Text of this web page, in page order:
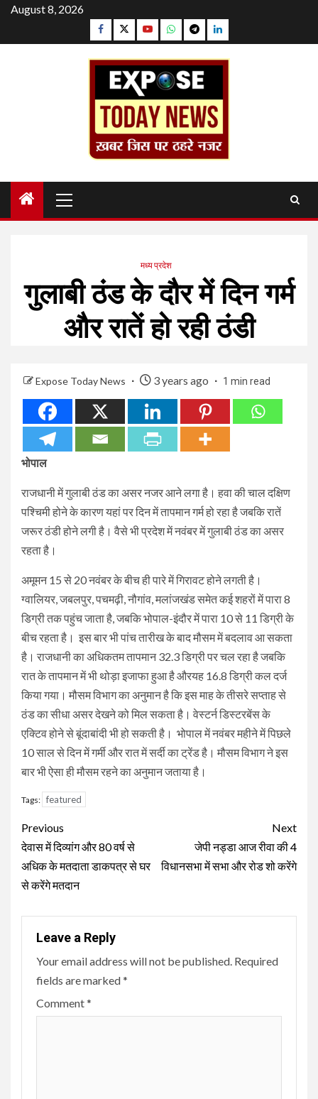
Skip
content
August 8, 2026
Facebook
TwitterYouTubeWhatsapp
TelegramLinkedin
Menu
मध्य प्रदेश
गुलाबी ठंड के दौर में दिन गर्म
और रातें हो रही ठंडी
Expose Today News 3 years ago 1 min read
भोपाल
राजधानी में गुलाबी ठंड का असर नजर आने लगा है। हवा की चाल दक्षिण
पश्चिमी होने के कारण यहां पर दिन में तापमान गर्म हो रहा है जबकि रातें
जरूर ठंडी होने लगी है। वैसे भी प्रदेश में नवंबर में गुलाबी ठंड का असर
रहता है।
अमूमन 15 से 20 नवंबर के बीच ही पारे में गिरावट होने लगती है।
ग्वालियर, जबलपुर, पचमढ़ी, नौगांव, मलांजखंड समेत कई शहरों में पारा 8
डिग्री तक पहुंच जाता है, जबकि भोपाल-इंदौर में पारा 10 से 11 डिग्री के
बीच रहता है। इस बार भी पांच तारीख के बाद मौसम में बदलाव आ सकता
है। राजधानी का अधिकतम तापमान 32.3 डिग्री पर चल रहा है जबकि
रात के तापमान में भी थोड़ा इजाफा हुआ है औरयह 16.8 डिग्री कल दर्ज
किया गया। मौसम विभाग का अनुमान है कि इस माह के तीसरे सप्ताह से
ठंड का सीधा असर देखने को मिल सकता है। वेस्टर्न डिस्टरबेंस के
एक्टिव होने से बूंदाबांदी भी हो सकती है। भोपाल में नवंबर महीने में पिछले
10 साल से दिन में गर्मी और रात में सर्दी का ट्रेंड है। मौसम विभाग ने इस
बार भी ऐसा ही मौसम रहने का अनुमान जताया है।
Tags: featured
Continue
Reading
Previous
देवास में दिव्यांग और 80 वर्ष से
अधिक के मतदाता डाकपत्र से घर
से करेंगे मतदान
Next
जेपी नड्डा आज रीवा की 4
विधानसभा में सभा और रोड शो करेंगे
Leave a Reply
Your email address will not be published. Required
fields are marked*
Comment*